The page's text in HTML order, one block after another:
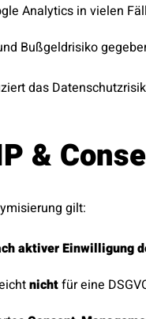
Analytics in vielen
Bußgeldrisiko
das
&
gilt:
aktiver Einwilligung
nichtfür eine